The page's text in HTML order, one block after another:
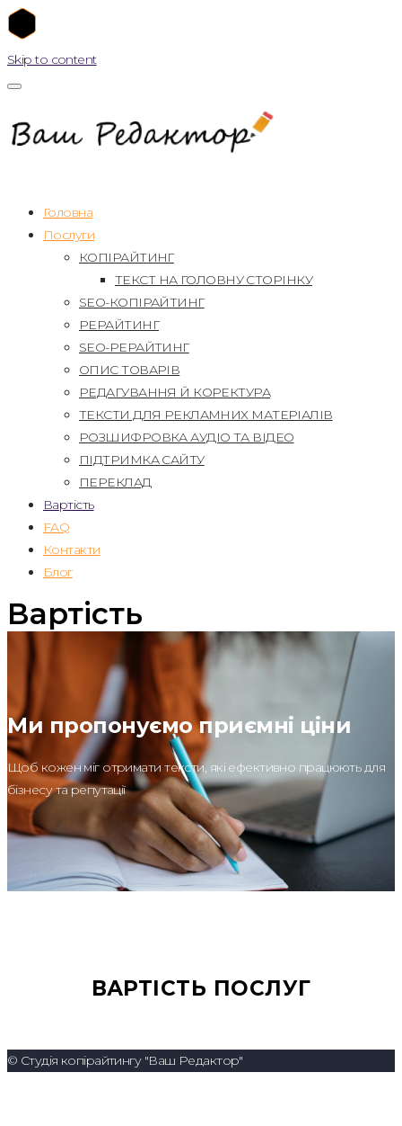
Skip to content
Головна
Послуги
КОПІРАЙТИНГ
ТЕКСТ НА ГОЛОВНУ СТОРІНКУ
SEO-КОПІРАЙТИНГ
РЕРАЙТИНГ
SEO-РЕРАЙТИНГ
ОПИС ТОВАРІВ
РЕДАГУВАННЯ Й КОРЕКТУРА
ТЕКСТИ ДЛЯ РЕКЛАМНИХ МАТЕРІАЛІВ
РОЗШИФРОВКА АУДІО ТА ВІДЕО
ПІДТРИМКА САЙТУ
ПЕРЕКЛАД
Вартість
FAQ
Контакти
Блог
Вартість
Ми пропонуємо приємні ціни
Щоб кожен міг отримати тексти, які ефективно працюють для
бізнесу та репутації
ВАРТІСТЬ ПОСЛУГ
© Студія копірайтингу "Ваш Редактор"